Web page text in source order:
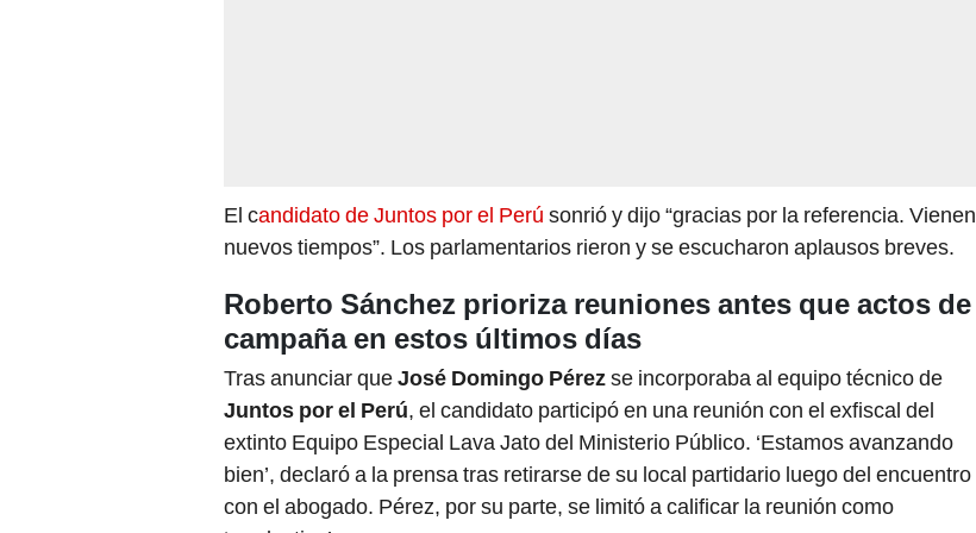
El candidato de Juntos por el Perú sonrió y dijo “gracias por la referencia. Vienen
nuevos tiempos”. Los parlamentarios rieron y se escucharon aplausos breves.
Roberto Sánchez prioriza reuniones antes que actos de
campaña en estos últimos días
Tras anunciar queJosé Domingo Pérezse incorporaba al equipo técnico de
Juntos por el Perú, el candidato participó en una reunión con el exfiscal del
extinto Equipo Especial Lava Jato del Ministerio Público. ‘Estamos avanzando
bien’, declaró a la prensa tras retirarse de su local partidario luego del encuentro
con el abogado. Pérez, por su parte, se limitó a calificar la reunión como